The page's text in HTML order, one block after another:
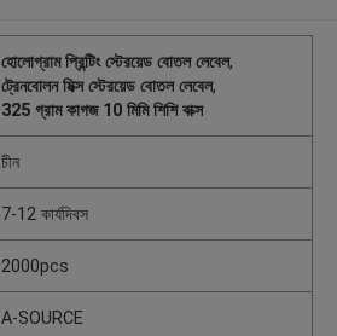
হোলোগ্রাম প্রিন্টিং স্টেরয়েড বোতল লেবেল,
ট্রেনবোলন মিক্স স্টেরয়েড বোতল লেবেল,
325 গ্রাম কাগজ 10 মিমি শিশি বাক্স
চীন
7-12 কার্যদিবস
2000pcs
A-SOURCE